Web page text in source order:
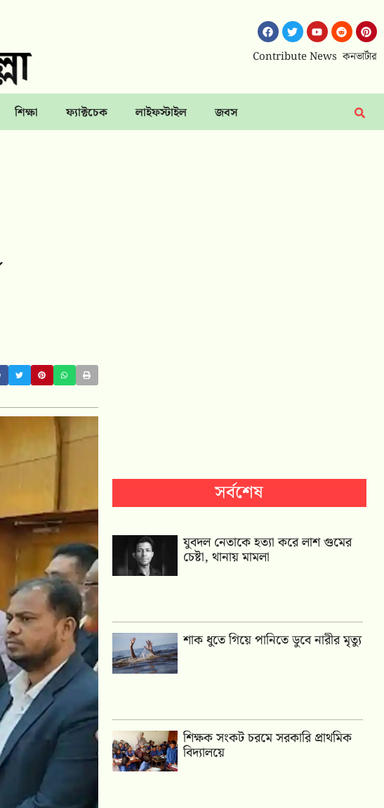
Contribute News কনভার্টার
শিক্ষা ফ্যাক্টচেক লাইফস্টাইল জবস
সর্বশেষ
যুবদল নেতাকে হত্যা করে লাশ গুমের
চেষ্টা, থানায় মামলা
শাক ধুতে গিয়ে পানিতে ডুবে নারীর মৃত্যু
শিক্ষক সংকট চরমে সরকারি প্রাথমিক
বিদ্যালয়ে